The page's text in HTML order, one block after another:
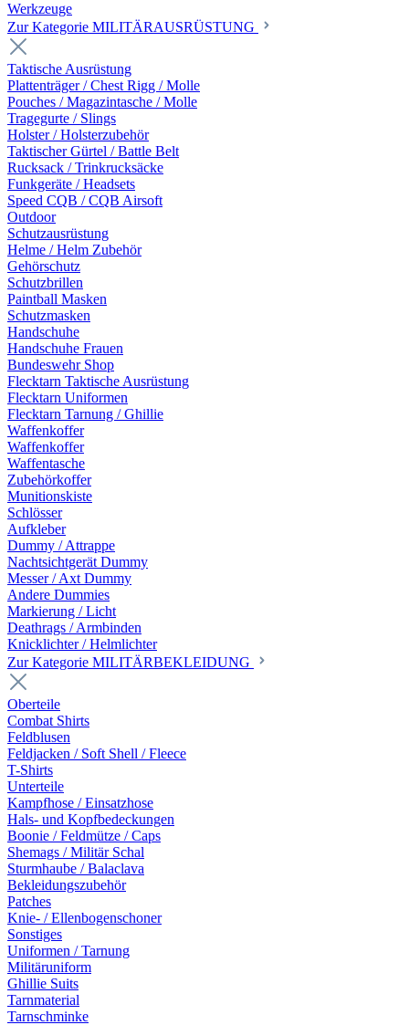
Werkzeuge
Zur Kategorie MILITÄRAUSRÜSTUNG
Taktische Ausrüstung
Plattenträger / Chest Rigg / Molle
Pouches / Magazintasche / Molle
Tragegurte / Slings
Holster / Holsterzubehör
Taktischer Gürtel / Battle Belt
Rucksack / Trinkrucksäcke
Funkgeräte / Headsets
Speed CQB / CQB Airsoft
Outdoor
Schutzausrüstung
Helme / Helm Zubehör
Gehörschutz
Schutzbrillen
Paintball Masken
Schutzmasken
Handschuhe
Handschuhe Frauen
Bundeswehr Shop
Flecktarn Taktische Ausrüstung
Flecktarn Uniformen
Flecktarn Tarnung / Ghillie
Waffenkoffer
Waffenkoffer
Waffentasche
Zubehörkoffer
Munitionskiste
Schlösser
Aufkleber
Dummy / Attrappe
Nachtsichtgerät Dummy
Messer / Axt Dummy
Andere Dummies
Markierung / Licht
Deathrags / Armbinden
Knicklichter / Helmlichter
Zur Kategorie MILITÄRBEKLEIDUNG
Oberteile
Combat Shirts
Feldblusen
Feldjacken / Soft Shell / Fleece
T-Shirts
Unterteile
Kampfhose / Einsatzhose
Hals- und Kopfbedeckungen
Boonie / Feldmütze / Caps
Shemags / Militär Schal
Sturmhaube / Balaclava
Bekleidungszubehör
Patches
Knie- / Ellenbogenschoner
Sonstiges
Uniformen / Tarnung
Militäruniform
Ghillie Suits
Tarnmaterial
Tarnschminke